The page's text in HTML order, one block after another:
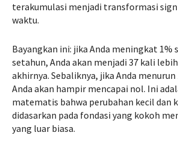
terakumulasi menjadi transformasi
waktu.
Bayangkan ini: jika Anda meningkat 1%
setahun, Anda akan menjadi 37 kali
akhirnya. Sebaliknya, jika Anda
Anda akan hampir mencapai nol. Ini
matematis bahwa perubahan kecil dan
didasarkan pada fondasi yang kokoh
yang luar biasa.